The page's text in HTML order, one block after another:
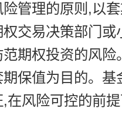
险管理的原则,以
权交易决策部门
范期权投资的风
期保值为目的。
,在风险可控的前